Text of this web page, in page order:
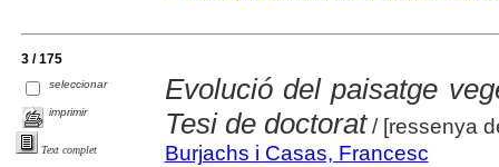
3 / 175
seleccionar
imprimir
Text complet
Evolució del paisatge
Tesi de doctorat/ [ressenya
Burjachs i Casas, Francesc